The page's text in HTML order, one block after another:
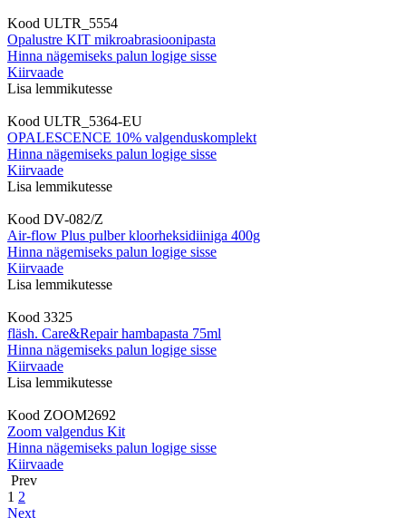
Kood ULTR_5554
Opalustre KIT mikroabrasioonipasta
Hinna nägemiseks palun logige sisse
Kiirvaade
Lisa lemmikutesse
Kood ULTR_5364-EU
OPALESCENCE 10% valgenduskomplekt
Hinna nägemiseks palun logige sisse
Kiirvaade
Lisa lemmikutesse
Kood DV-082/Z
Air-flow Plus pulber kloorheksidiiniga 400g
Hinna nägemiseks palun logige sisse
Kiirvaade
Lisa lemmikutesse
Kood 3325
fläsh. Care&Repair hambapasta 75ml
Hinna nägemiseks palun logige sisse
Kiirvaade
Lisa lemmikutesse
Kood ZOOM2692
Zoom valgendus Kit
Hinna nägemiseks palun logige sisse
Kiirvaade
Prev
1 2
Next